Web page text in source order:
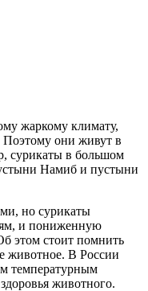
жаркому климату,
они живут в
сурикаты в большом
Намиб и пустыни
но сурикаты
и пониженную
этом стоит помнить
животное. В России
температурным
животного.